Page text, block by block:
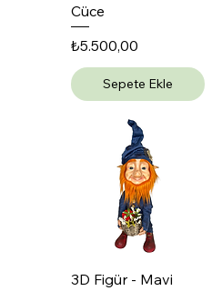
Cüce
Fiyat
₺5.500,00
Sepete Ekle
3D Figür - Mavi